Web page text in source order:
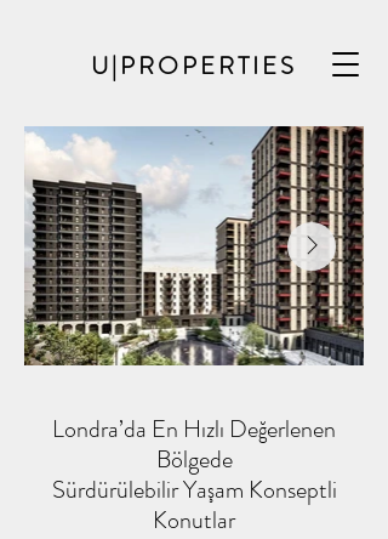
U|PROPERTIES
Londra’da En Hızlı Değerlenen
Bölgede
Sürdürülebilir Yaşam Konseptli
Konutlar